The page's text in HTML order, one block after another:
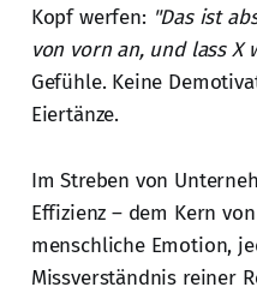
Kopf werfen: "Das ist
von vorn an, und lass X
Gefühle. Keine
Eiertänze.
Im Streben von
Effizienz – dem Kern
menschliche Emotion,
Missverständnis reiner